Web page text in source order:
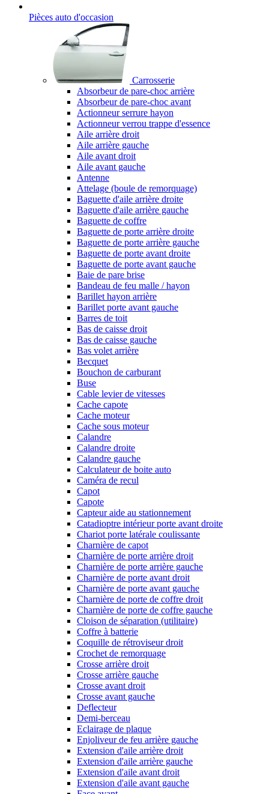
Pièces auto d'occasion
Carrosserie
Absorbeur de pare-choc arrière
Absorbeur de pare-choc avant
Actionneur serrure hayon
Actionneur verrou trappe d'essence
Aile arrière droit
Aile arrière gauche
Aile avant droit
Aile avant gauche
Antenne
Attelage (boule de remorquage)
Baguette d'aile arrière droite
Baguette d'aile arrière gauche
Baguette de coffre
Baguette de porte arrière droite
Baguette de porte arrière gauche
Baguette de porte avant droite
Baguette de porte avant gauche
Baie de pare brise
Bandeau de feu malle / hayon
Barillet hayon arrière
Barillet porte avant gauche
Barres de toit
Bas de caisse droit
Bas de caisse gauche
Bas volet arrière
Becquet
Bouchon de carburant
Buse
Cable levier de vitesses
Cache capote
Cache moteur
Cache sous moteur
Calandre
Calandre droite
Calandre gauche
Calculateur de boite auto
Caméra de recul
Capot
Capote
Capteur aide au stationnement
Catadioptre intérieur porte avant droite
Chariot porte latérale coulissante
Charnière de capot
Charnière de porte arrière droit
Charnière de porte arrière gauche
Charnière de porte avant droit
Charnière de porte avant gauche
Charnière de porte de coffre droit
Charnière de porte de coffre gauche
Cloison de séparation (utilitaire)
Coffre à batterie
Coquille de rétroviseur droit
Crochet de remorquage
Crosse arrière droit
Crosse arrière gauche
Crosse avant droit
Crosse avant gauche
Deflecteur
Demi-berceau
Eclairage de plaque
Enjoliveur de feu arrière gauche
Extension d'aile arrière droit
Extension d'aile arrière gauche
Extension d'aile avant droit
Extension d'aile avant gauche